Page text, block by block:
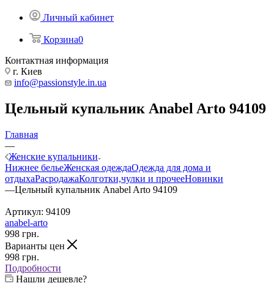
Личный кабинет
Корзина0
Контактная информация
г. Киев
info@passionstyle.in.ua
Цельный купальник Anabel Arto 94109
Главная
—
Женские купальники
Нижнее бельеЖенская одеждаОдежда для дома и
отдыхаРасродажаКолготки,чулки и прочееНовинки
—Цельный купальник Anabel Arto 94109
Артикул: 94109
anabel-arto
998 грн.
Варианты цен
998 грн.
Подробности
Нашли дешевле?